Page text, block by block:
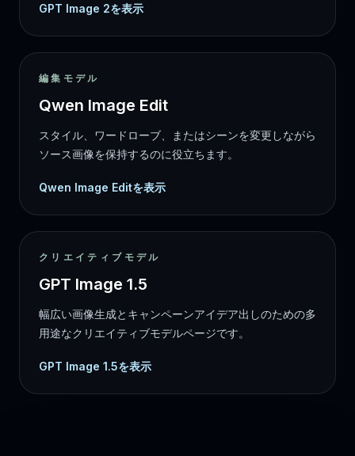
GPT Image 2を表示
編集モデル
Qwen Image Edit
スタイル、ワードローブ、またはシーンを変更しながら
ソース画像を保持するのに役立ちます。
Qwen Image Editを表示
クリエイティブモデル
GPT Image 1.5
幅広い画像生成とキャンペーンアイデア出しのための多
用途なクリエイティブモデルページです。
GPT Image 1.5を表示